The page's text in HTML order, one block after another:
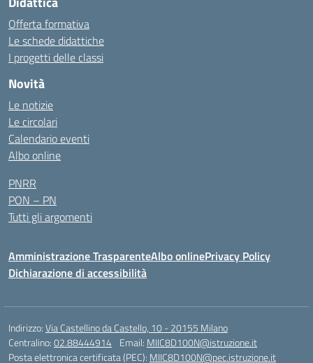
Offerta formativa
Le schede didattiche
I progetti delle classi
Novità
Le notizie
Le circolari
Calendario eventi
Albo online
PNRR
PON – PN
Tutti gli argomenti
Amministrazione TrasparenteAlbo onlinePrivacy Policy
Dichiarazione di accessibilità
Indirizzo:Via Castellino da Castello, 10 - 20155 Milano
Centralino:02.88444914 Email: MIIC8D100N@istruzione.it
Posta elettronica certificata (PEC): MIIC8D100N@pec.istruzione.it